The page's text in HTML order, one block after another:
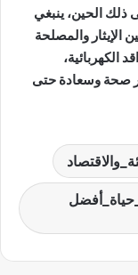
ذلك الحين، ينبغي
الإيثار والمصلحة
الكهربائية،
صحة وسعادة حتى